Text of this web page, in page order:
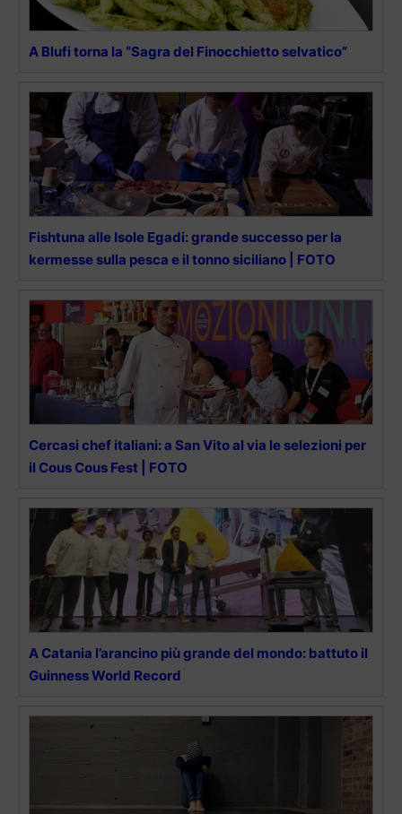
A Blufi torna la “Sagra del Finocchietto selvatico”
Fishtuna alle Isole Egadi: grande successo per la
kermesse sulla pesca e il tonno siciliano | FOTO
Cercasi chef italiani: a San Vito al via le selezioni per
il Cous Cous Fest | FOTO
A Catania l’arancino più grande del mondo: battuto il
Guinness World Record